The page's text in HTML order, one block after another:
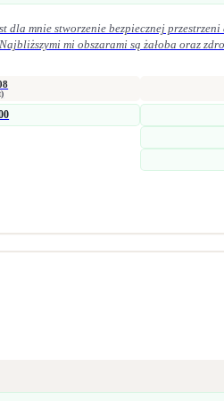
mnie stworzenie bezpiecznej przestrzeni
mi obszarami są żałoba oraz
dłuższych procesach wspierających